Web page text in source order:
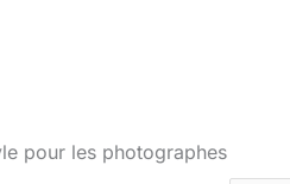
pour les photographes